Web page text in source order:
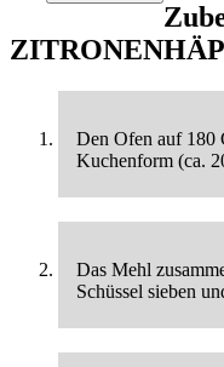
Den Ofen auf 180
Kuchenform (ca.
Das Mehl
Schüssel sieben